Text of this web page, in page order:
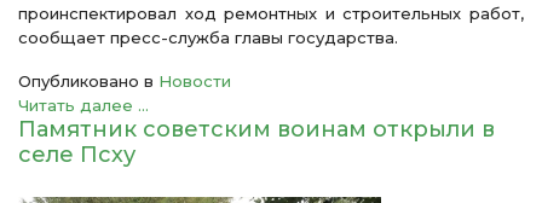
проинспектировал ход ремонтных и строительных работ,
сообщает пресс-служба главы государства.
Опубликовано в Новости
Читать далее ...
Памятник советским воинам открыли в
селе Псху